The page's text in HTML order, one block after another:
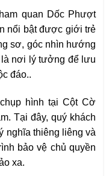
quan Dốc Phượt
nổi bật được giới trẻ
sơ, góc nhìn hướng
nơi lý tưởng để lưu
đáo..
hình tại Cột Cờ
Tại đây, quý khách
nghĩa thiêng liêng và
bảo vệ chủ quyền
xa.